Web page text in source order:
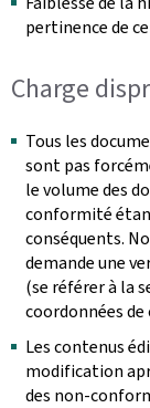
pertinence de
Charge
Tous les
sont pas
le volume des
conformité
conséquents.
demande une
(se référer à la
coordonnées de
Les contenus
modification
des non-